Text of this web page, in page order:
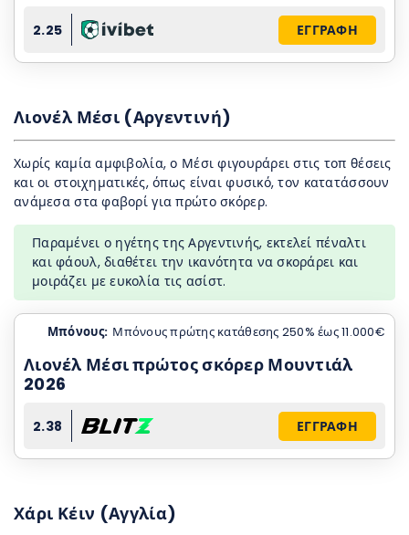
2.25 ΕΓΓΡΑΦΗ
Λιονέλ Μέσι (Αργεντινή)
Χωρίς καμία αμφιβολία, ο Μέσι φιγουράρει στις τοπ θέσεις
και οι στοιχηματικές, όπως είναι φυσικό, τον κατατάσσουν
ανάμεσα στα φαβορί για πρώτο σκόρερ.
Παραμένει ο ηγέτης της Αργεντινής, εκτελεί πέναλτι
και φάουλ, διαθέτει την ικανότητα να σκοράρει και
μοιράζει με ευκολία τις ασίστ.
Μπόνους: Μπόνους πρώτης κατάθεσης 250% έως 11.000€
Λιονέλ Μέσι πρώτος σκόρερ Μουντιάλ
2026
2.38 ΕΓΓΡΑΦΗ
Χάρι Κέιν (Αγγλία)